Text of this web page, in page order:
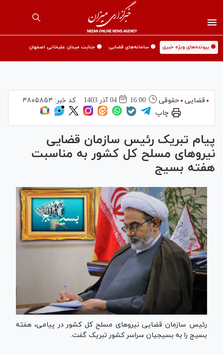
🟡 پرونده‌های ویژه خبری 🟡 سامانه‌های قضایی 🟡 جنایت میدان علیخانی اصفهان
قضایی حقوقی 16:00 04 آذر 1403 کد خبر: ۴۸۰۵۸۵۴
چاپ
پیام تبریک رئیس سازمان قضایی
نیرو‌های مسلح کل کشور به مناسبت
هفته بسیج
رئیس سازمان قضایی نیرو‌های مسلح کل کشور در پیامی، هفته
بسیج را به بسیجیان سراسر کشور تبریک گفت.